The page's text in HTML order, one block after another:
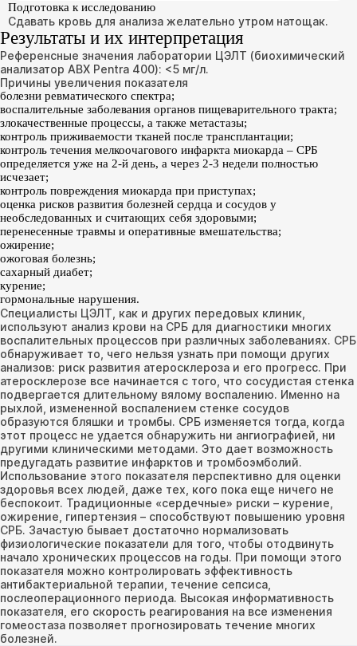
Подготовка к исследованию
Сдавать кровь для анализа желательно утром натощак.
Результаты и их интерпретация
Референсные значения лаборатории ЦЭЛТ (биохимический
анализатор АBX Pentra 400): <5 мг/л.
Причины увеличения показателя
болезни ревматического спектра;
воспалительные заболевания органов пищеварительного тракта;
злокачественные процессы, а также метастазы;
контроль приживаемости тканей после трансплантации;
контроль течения мелкоочагового инфаркта миокарда – СРБ
определяется уже на 2-й день, а через 2-3 недели полностью
исчезает;
контроль повреждения миокарда при приступах;
оценка рисков развития болезней сердца и сосудов у
необследованных и считающих себя здоровыми;
перенесенные травмы и оперативные вмешательства;
ожирение;
ожоговая болезнь;
сахарный диабет;
курение;
гормональные нарушения.
Специалисты ЦЭЛТ, как и других передовых клиник,
используют анализ крови на СРБ для диагностики многих
воспалительных процессов при различных заболеваниях. СРБ
обнаруживает то, чего нельзя узнать при помощи других
анализов: риск развития атеросклероза и его прогресс. При
атеросклерозе все начинается с того, что сосудистая стенка
подвергается длительному вялому воспалению. Именно на
рыхлой, измененной воспалением стенке сосудов
образуются бляшки и тромбы. СРБ изменяется тогда, когда
этот процесс не удается обнаружить ни ангиографией, ни
другими клиническими методами. Это дает возможность
предугадать развитие инфарктов и тромбоэмболий.
Использование этого показателя перспективно для оценки
здоровья всех людей, даже тех, кого пока еще ничего не
беспокоит. Традиционные «сердечные» риски – курение,
ожирение, гипертензия – способствуют повышению уровня
СРБ. Зачастую бывает достаточно нормализовать
физиологические показатели для того, чтобы отодвинуть
начало хронических процессов на годы. При помощи этого
показателя можно контролировать эффективность
антибактериальной терапии, течение сепсиса,
послеоперационного периода. Высокая информативность
показателя, его скорость реагирования на все изменения
гомеостаза позволяет прогнозировать течение многих
болезней.